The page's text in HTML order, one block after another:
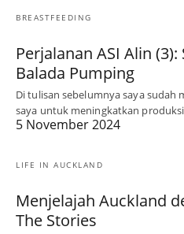
BREASTFEEDING
Perjalanan ASI Alin
Balada Pumping
Di tulisan sebelumnya saya
saya untuk meningkatkan
5 November 2024
LIFE IN AUCKLAND
Menjelajah Auckland
The Stories